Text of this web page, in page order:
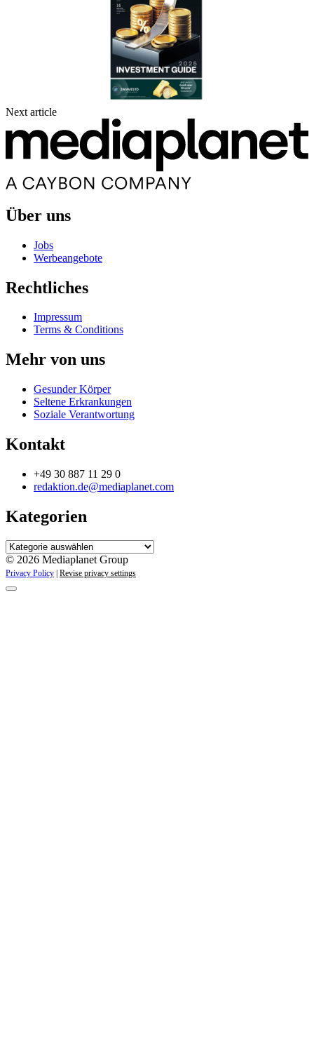
Next article
Über uns
Jobs
Werbeangebote
Rechtliches
Impressum
Terms & Conditions
Mehr von uns
Gesunder Körper
Seltene Erkrankungen
Soziale Verantwortung
Kontakt
+49 30 887 11 29 0
redaktion.de@mediaplanet.com
Kategorien
Kategorien
© 2026 Mediaplanet Group
Privacy Policy | Revise privacy settings